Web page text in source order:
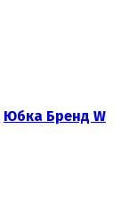
Юбка Бренд W